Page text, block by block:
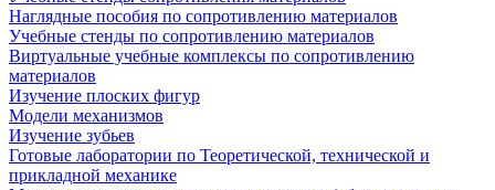
Наглядные пособия по сопротивлению материалов
Учебные стенды по сопротивлению материалов
Виртуальные учебные комплексы по сопротивлению
материалов
Изучение плоских фигур
Модели механизмов
Изучение зубьев
Готовые лаборатории по Теоретической, технической и
прикладной механике